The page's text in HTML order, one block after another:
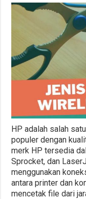
HP adalah salah
populer dengan
merk HP tersedia
Sprocket, dan
menggunakan
antara printer dan
mencetak file dari